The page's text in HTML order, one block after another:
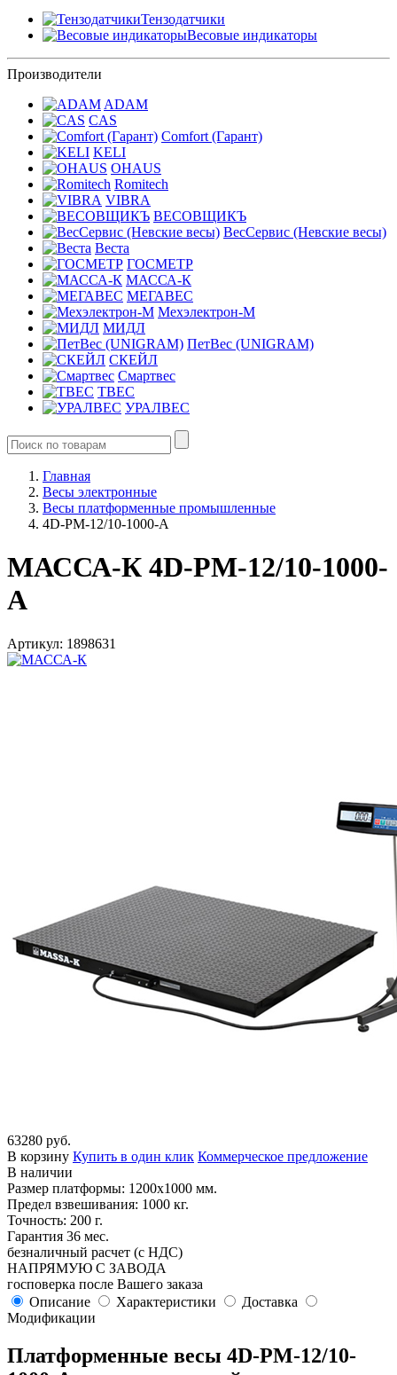
Тензодатчики
Весовые индикаторы
Производители
ADAM
CAS
Comfort (Гарант)
KELI
OHAUS
Romitech
VIBRA
ВЕСОВЩИКЪ
ВесСервис (Невские весы)
Веста
ГОСМЕТР
МАССА-К
МЕГАВЕС
Мехэлектрон-М
МИДЛ
ПетВес (UNIGRAM)
СКЕЙЛ
Смартвес
ТВЕС
УРАЛВЕС
Главная
Весы электронные
Весы платформенные промышленные
4D-PM-12/10-1000-A
МАССА-К 4D-PM-12/10-1000-
A
Артикул: 1898631
63280 руб.
В корзину Купить в один клик Коммерческое предложение
В наличии
Размер платформы: 1200х1000 мм.
Предел взвешивания: 1000 кг.
Точность: 200 г.
Гарантия 36 мес.
безналичный расчет (с НДС)
НАПРЯМУЮ С ЗАВОДА
госповерка после Вашего заказа
Описание
Характеристики
Доставка
Модификации
Платформенные весы 4D-PM-12/10-